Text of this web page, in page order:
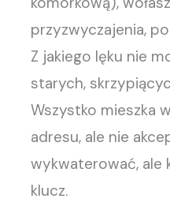
przyzwyczajenia,
Z jakiego lęku nie
starych,
Wszystko mieszka
adresu, ale nie
wykwaterować, ale
klucz.